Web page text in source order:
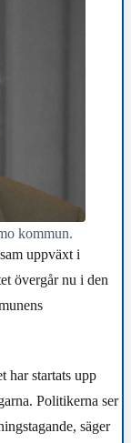
kommun.
uppväxt i
övergår nu i den
har startats upp
Politikerna ser
säger